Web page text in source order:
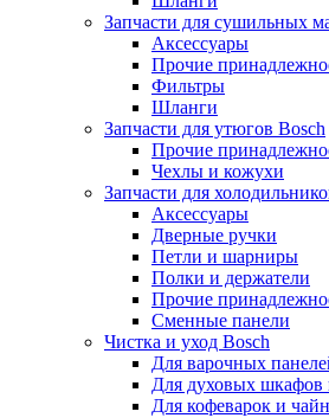
Запчасти для сушильных
Аксессуары
Прочие
Фильтры
Шланги
Запчасти для утюгов Bosch
Прочие
Чехлы и кожухи
Запчасти для
Аксессуары
Дверные ручки
Петли и шарниры
Полки и держатели
Прочие
Сменные панели
Чистка и уход Bosch
Для варочных
Для духовых шкафов
Для кофеварок и